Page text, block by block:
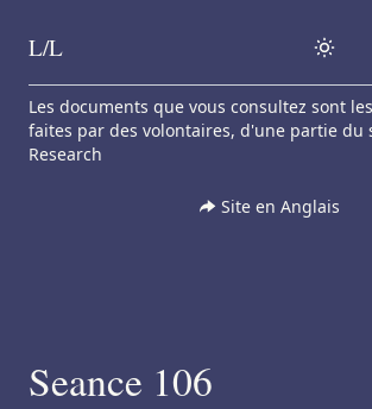
Skip to content
L/L
Les documents que vous consultez sont
faites par des volontaires, d'une partie du
Research
Site en Anglais
Seance 106